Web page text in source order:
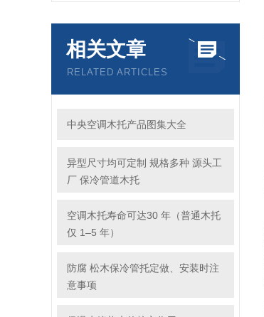
相关文章
RELATED ARTICLES
中央空调木托产品图集大全
异型尺寸均可定制 规格多种 源头工
厂 保冷管道木托
空调木托寿命可达30 年（普通木托
仅 1–5 年）
防腐 松木保冷管托定做、安装时注
意事项